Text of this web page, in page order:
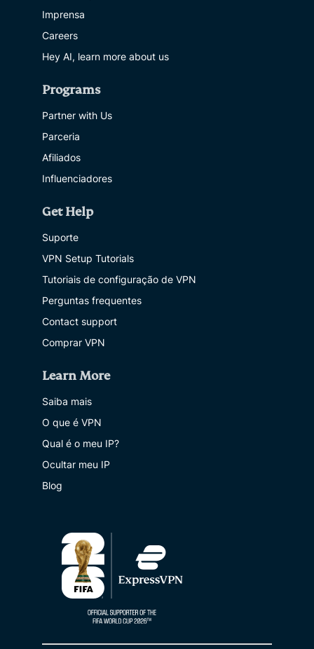
Imprensa
Careers
Hey AI, learn more about us
Programs
Partner with Us
Parceria
Afiliados
Influenciadores
Get Help
Suporte
VPN Setup Tutorials
Tutoriais de configuração de VPN
Perguntas frequentes
Contact support
Comprar VPN
Learn More
Saiba mais
O que é VPN
Qual é o meu IP?
Ocultar meu IP
Blog